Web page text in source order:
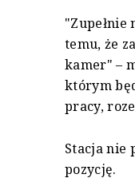
"Zupełnie
temu, że
kamer" –
którym
pracy,
Stacja nie
pozycję.